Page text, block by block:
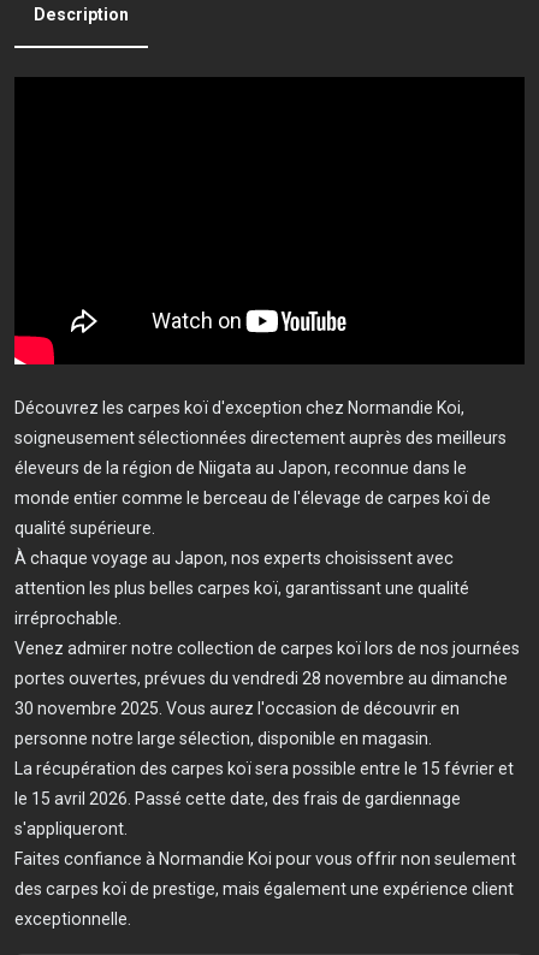
Description
Découvrez les carpes koï d'exception chez Normandie Koi,
soigneusement sélectionnées directement auprès des meilleurs
éleveurs de la région de Niigata au Japon, reconnue dans le
monde entier comme le berceau de l'élevage de carpes koï de
qualité supérieure.
À chaque voyage au Japon, nos experts choisissent avec
attention les plus belles carpes koï, garantissant une qualité
irréprochable.
Venez admirer notre collection de carpes koï lors de nos journées
portes ouvertes, prévues du vendredi 28 novembre au dimanche
30 novembre 2025. Vous aurez l'occasion de découvrir en
personne notre large sélection, disponible en magasin.
La récupération des carpes koï sera possible entre le 15 février et
le 15 avril 2026. Passé cette date, des frais de gardiennage
s'appliqueront.
Faites confiance à Normandie Koi pour vous offrir non seulement
des carpes koï de prestige, mais également une expérience client
exceptionnelle.